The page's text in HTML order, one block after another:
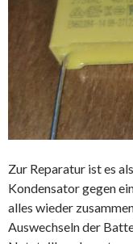
Zur Reparatur ist es
Kondensator gegen
alles wieder
Auswechseln der